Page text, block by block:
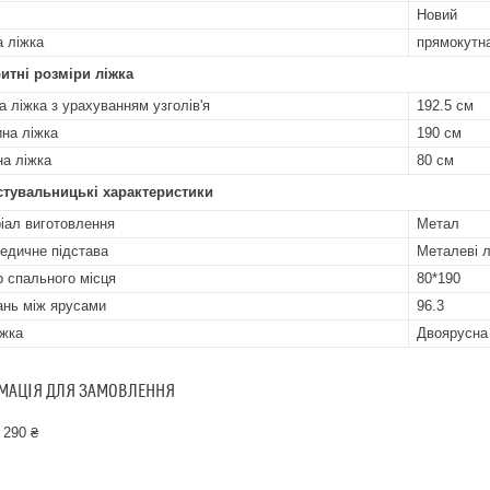
Новий
ліжка
розміри ліжка
ліжка з урахуванням узголів'я
192.5 см
ліжка
190 см
ліжка
80 см
характеристики
виготовлення
Метал
підстава
Металеві
спального місця
80*190
між ярусами
96.3
Двоярусна
ДЛЯ ЗАМОВЛЕННЯ
₴